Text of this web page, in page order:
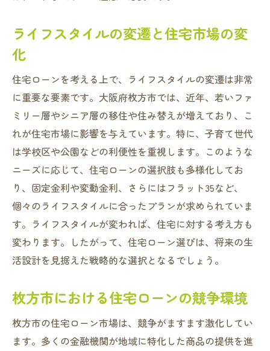
ライフスタイルの変遷と住宅市場の変
化
住宅ローンを考える上で、ライフスタイルの変遷は非常
に重要な要素です。大阪府枚方市では、近年、若いファ
ミリー層やシニア層の移住や住み替えが増えており、こ
れが住宅市場に影響を与えています。特に、子育て世代
は学校区や公園などの利便性を重視します。このような
ニーズに応じて、住宅ローンの選択肢も多様化してお
り、固定金利や変動金利、さらにはフラット35など、
個々のライフスタイルに合ったプランが求められていま
す。ライフスタイルが変われば、住宅に対する考え方も
変わります。したがって、住宅ローン選びは、将来の生
活設計を見据えた戦略的な選択となるでしょう。
枚方市における住宅ローンの競争環境
枚方市の住宅ローン市場は、競争がますます激化してい
ます。多くの金融機関が地域に特化した商品の提供を進